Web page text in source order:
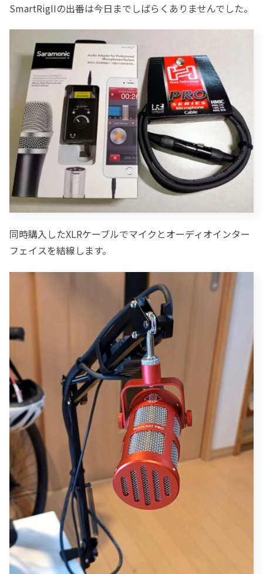
SmartRigIIの出番は今日までしばらくありませんでした。
同時購入したXLRケーブルでマイクとオーディオインター
フェイスを結線します。